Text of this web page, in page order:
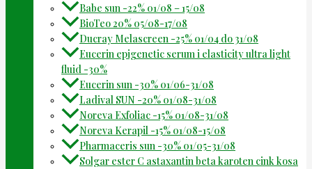
Babe sun -22% 01/08 – 15/08
BioTeo 20% 05/08-17/08
Ducray Melascreen -25% 01/04 do 31/08
Eucerin epigenetic serum i elasticity ultra light
fluid -30%
Eucerin sun -30% 01/06-31/08
Ladival SUN -20% 01/08-31/08
Noreva Exfoliac -15% 01/08-31/08
Noreva Kerapil -15% 01/08-15/08
Pharmaceris sun -30% 01/05-31/08
Solgar ester C astaxantin beta karoten cink kosa